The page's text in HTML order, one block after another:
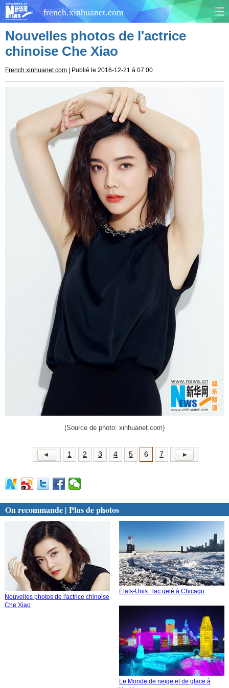
french.xinhuanet.com
CHINE MONDE
SANTÉ SPORTS
SCI&TECH PLANÈTE
TOURISME DOCUMENTS
DOSSIERS PHOTOS
VIDÉOS
Nouvelles photos de l'actrice
chinoise Che Xiao
French.xinhuanet.com | Publié le 2016-12-21 à 07:00
(Source de photo: xinhuanet.com)
1 2 3 4 5 6 7
On recommande | Plus de photos
Nouvelles photos de l'actrice chinoise
Che Xiao
Etats-Unis : lac gelé à Chicago
Le Monde de neige et de glace à